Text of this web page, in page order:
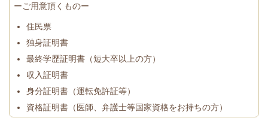
ーご用意頂くものー
住民票
独身証明書
最終学歴証明書（短大卒以上の方）
収入証明書
身分証明書（運転免許証等）
資格証明書（医師、弁護士等国家資格をお持ちの方）